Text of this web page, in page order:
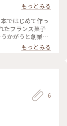
もっとみる
ではじめて作っ
かがうと創業者
のマド
えるいい色😊 長
#旧古河庭園近く
もっとみる
6